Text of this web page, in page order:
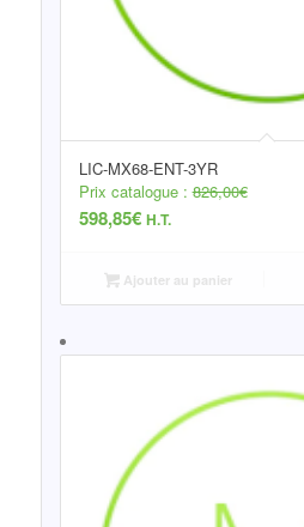
LIC-MX68-ENT-3YR
Prix catalogue :826,00€
598,85€ H.T.
Ajouter au panier